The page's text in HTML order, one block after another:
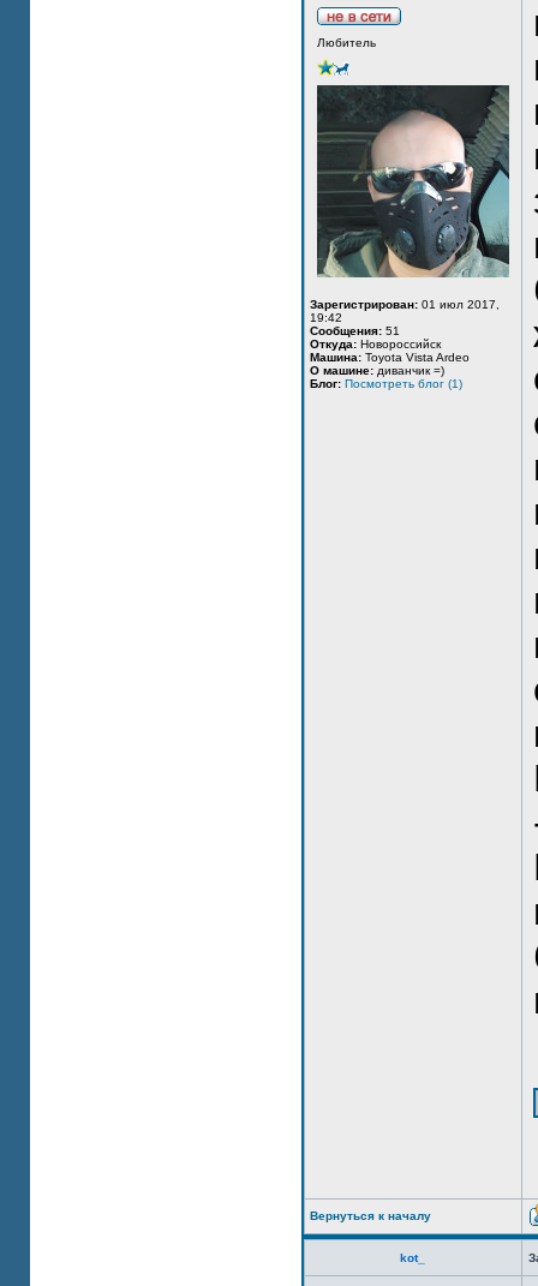
Любитель
Зарегистрирован: 01 июл 2017,
19:42
Сообщения: 51
Откуда: Новороссийск
Машина: Toyota Vista Ardeo
О машине: диванчик =)
Блог: Посмотреть блог (1)
Вернуться к началу
kot_